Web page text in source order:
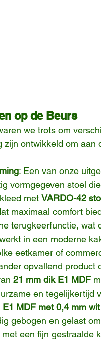
op de Beurs
we trots om
zijn ontwikkeld om
: Een van onze
vormgegeven stoel
met VARDO-42
maximaal comfort
terugkeerfunctie,
in een moderne
eetkamer of
opvallend product
21 mm dik E1 MDF
en tegelijkertijd
E1 MDF met 0,4 mm
gebogen en gelast
een fijn gestraalde